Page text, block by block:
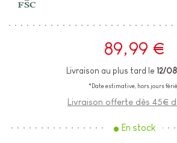
89,99 €
Livraison au plus tard le 12/
*Date estimative, hors jours
Livraison offerte dès 45€
En stock